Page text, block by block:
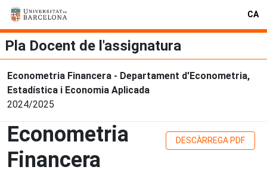
CA
Pla Docent de l'assignatura
Econometria Financera - Departament d'Econometria,
Estadística i Economia Aplicada
2024/2025
Econometria
Financera
DESCÀRREGA PDF